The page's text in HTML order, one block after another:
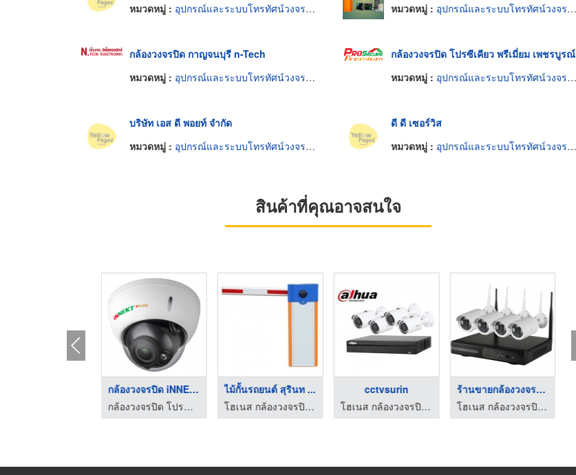
หมวดหมู่ : อุปกรณ์และระบบโทรทัศน์วงจรปิด
หมวดหมู่ : อุปกรณ์และระบบโทรทัศน์วงจรปิด
กล้องวงจรปิด กาญจนบุรี n-Tech
หมวดหมู่ : อุปกรณ์และระบบโทรทัศน์วงจรปิด
กล้องวงจรปิด โปรซีเคียว พรีเมี่ยม เพชรบูรณ์
หมวดหมู่ : อุปกรณ์และระบบโทรทัศน์วงจรปิด
บริษัท เอส ดี พอยท์ จำกัด
หมวดหมู่ : อุปกรณ์และระบบโทรทัศน์วงจรปิด
ดี ดี เซอร์วิส
หมวดหมู่ : อุปกรณ์และระบบโทรทัศน์วงจรปิด
สินค้าที่คุณอาจสนใจ
กล้องวงจรปิด iNNEKT ...
กล้องวงจรปิด โปรซีเคียว พรีเมี่ยม เพชรบูรณ์
ไม้กั้นรถยนต์ สุรินท ...
โฮเนส กล้องวงจรปิด สุรินทร์
cctvsurin
โฮเนส กล้องวงจรปิด สุรินทร์
ร้านขายกล้องวงจรปิด ...
โฮเนส กล้องวงจรปิด สุรินทร์